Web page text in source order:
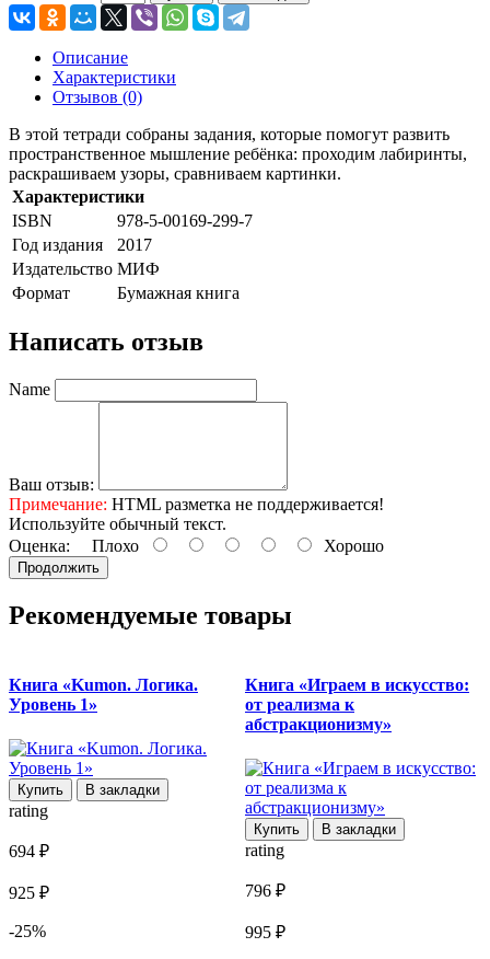
Описание
Характеристики
Отзывов (0)
В этой тетради собраны задания, которые помогут развить
пространственное мышление ребёнка: проходим лабиринты,
раскрашиваем узоры, сравниваем картинки.
Характеристики
ISBN
978-5-00169-299-7
Год издания
2017
Издательство МИФ
Формат
Бумажная книга
Написать отзыв
Name
Ваш отзыв:
Примечание: HTML разметка не поддерживается!
Используйте обычный текст.
Оценка: Плохо Хорошо
Продолжить
Рекомендуемые товары
Книга «Kumon. Логика.
Уровень 1»
Купить В закладки
rating
694 ₽
925 ₽
-25%
Книга «Играем в искусство:
от реализма к
абстракционизму»
Купить В закладки
rating
796 ₽
995 ₽